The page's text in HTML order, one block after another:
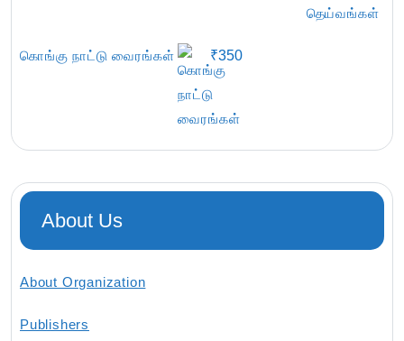
கொங்கு நாட்டு வைரங்கள் ₹350
About Us
About Organization
Publishers